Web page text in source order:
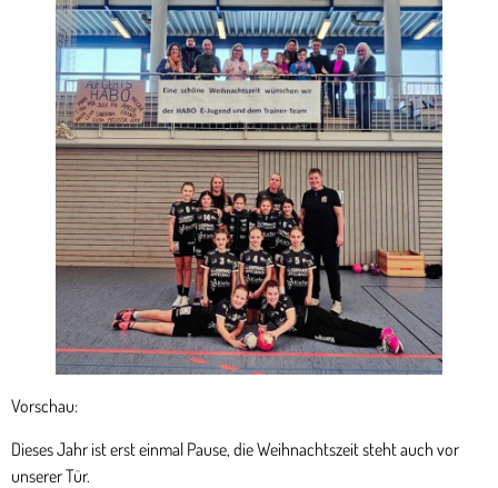
Vorschau:
Dieses Jahr ist erst einmal Pause, die Weihnachtszeit steht auch vor
unserer Tür.